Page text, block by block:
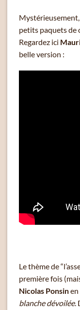
petits paquets de
Regardez ici
belle version :
Le thème de
première fois
Nicolas Ponsin
blanche dévoilée.